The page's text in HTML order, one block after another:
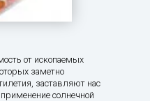
от ископаемых
заметно
заставляют нас
солнечной